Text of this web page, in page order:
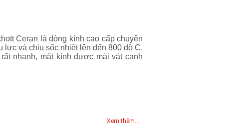
Ceran là dòng kính cao cấp chuyên
và chịu sốc nhiệt lên đến 800 độ C,
nhanh, mặt kính được mài vát cạnh
Xem thêm...